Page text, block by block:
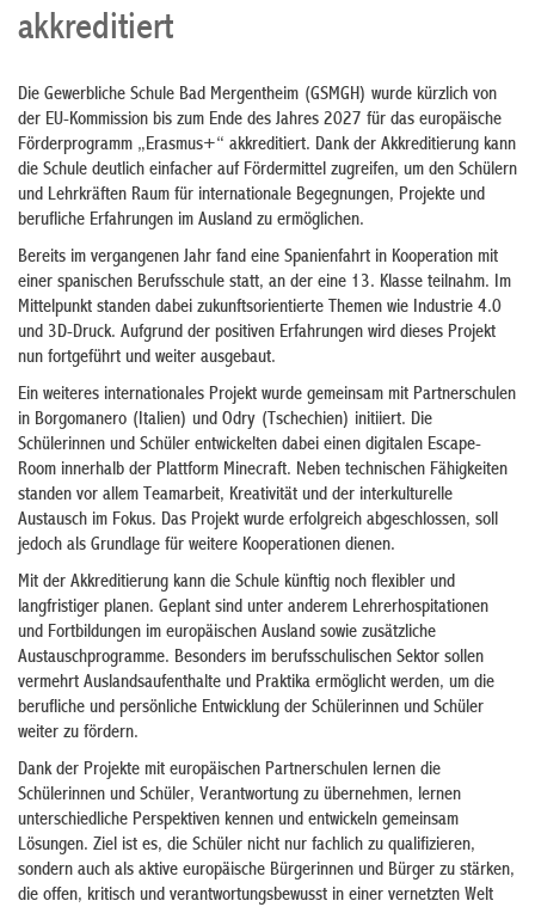
akkreditiert
Die Gewerbliche Schule Bad Mergentheim (GSMGH) wurde kürzlich von
der EU-Kommission bis zum Ende des Jahres 2027 für das europäische
Förderprogramm „Erasmus+“ akkreditiert. Dank der Akkreditierung kann
die Schule deutlich einfacher auf Fördermittel zugreifen, um den Schülern
und Lehrkräften Raum für internationale Begegnungen, Projekte und
berufliche Erfahrungen im Ausland zu ermöglichen.
Bereits im vergangenen Jahr fand eine Spanienfahrt in Kooperation mit
einer spanischen Berufsschule statt, an der eine 13. Klasse teilnahm. Im
Mittelpunkt standen dabei zukunftsorientierte Themen wie Industrie 4.0
und 3D-Druck. Aufgrund der positiven Erfahrungen wird dieses Projekt
nun fortgeführt und weiter ausgebaut.
Ein weiteres internationales Projekt wurde gemeinsam mit Partnerschulen
in Borgomanero (Italien) und Odry (Tschechien) initiiert. Die
Schülerinnen und Schüler entwickelten dabei einen digitalen Escape-
Room innerhalb der Plattform Minecraft. Neben technischen Fähigkeiten
standen vor allem Teamarbeit, Kreativität und der interkulturelle
Austausch im Fokus. Das Projekt wurde erfolgreich abgeschlossen, soll
jedoch als Grundlage für weitere Kooperationen dienen.
Mit der Akkreditierung kann die Schule künftig noch flexibler und
langfristiger planen. Geplant sind unter anderem Lehrerhospitationen
und Fortbildungen im europäischen Ausland sowie zusätzliche
Austauschprogramme. Besonders im berufsschulischen Sektor sollen
vermehrt Auslandsaufenthalte und Praktika ermöglicht werden, um die
berufliche und persönliche Entwicklung der Schülerinnen und Schüler
weiter zu fördern.
Dank der Projekte mit europäischen Partnerschulen lernen die
Schülerinnen und Schüler, Verantwortung zu übernehmen, lernen
unterschiedliche Perspektiven kennen und entwickeln gemeinsam
Lösungen. Ziel ist es, die Schüler nicht nur fachlich zu qualifizieren,
sondern auch als aktive europäische Bürgerinnen und Bürger zu stärken,
die offen, kritisch und verantwortungsbewusst in einer vernetzten Welt